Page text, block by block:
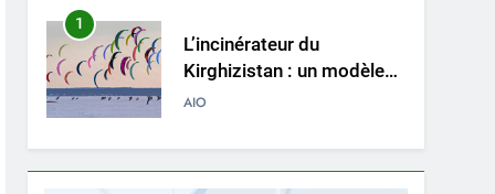
1
L’incinérateur du
Kirghizistan : un modèle
AIO